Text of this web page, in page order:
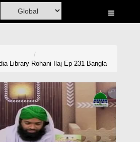
Library Rohani Ilaj Ep 231 Bangla